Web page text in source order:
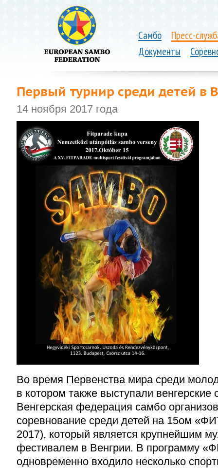
Самбо
Пресс-
Документы
Первый турнир среди детей в
14 ноября 2017 года
Во время Первенства мира среди
в котором также выступали венгерские
Венгерская федерация самбо
соревнование среди детей на 15ом
2017), который является крупнейшим
фестивалем в Венгрии. В программу
одновременно входило несколько